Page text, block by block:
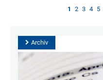
1 2 3 4 5
Archiv